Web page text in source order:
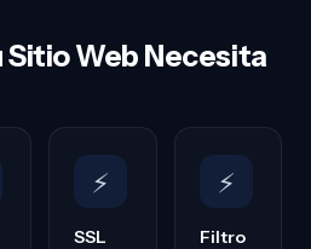
Sitio Web Necesita
⚡
SSL
⚡
Filtro